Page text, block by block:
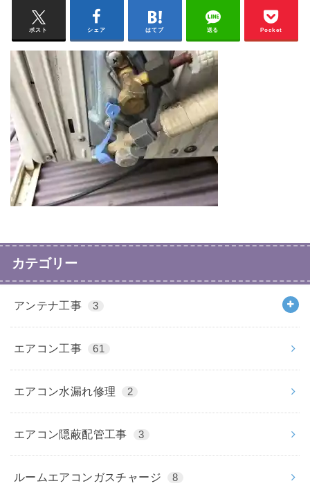
ポスト シェア はてブ 送る Pocket
カテゴリー
アンテナ工事 3
エアコン工事 61
エアコン水漏れ修理 2
エアコン隠蔽配管工事 3
ルームエアコンガスチャージ 8